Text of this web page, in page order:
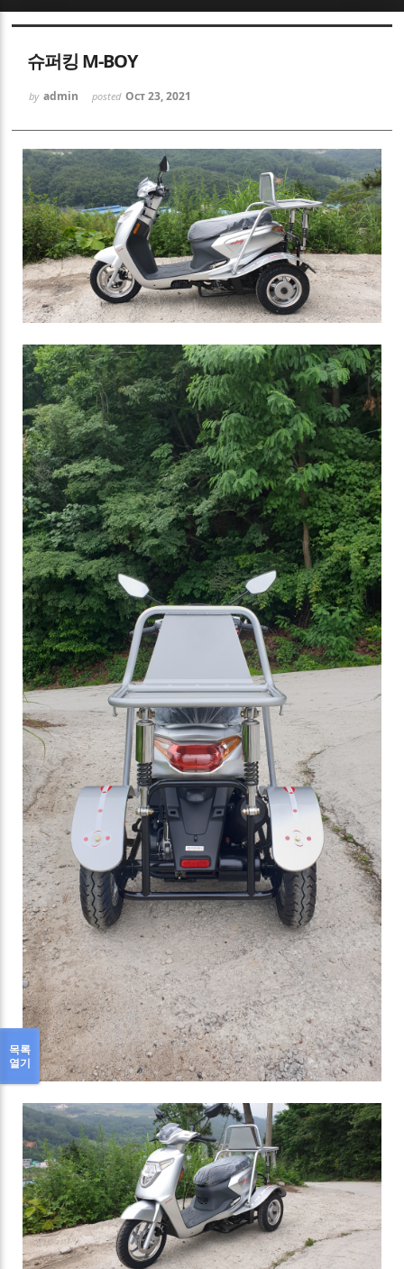
슈퍼킹 M-BOY
by admin posted Oct 23, 2021
목록
열기
Sketchbook5, 스케치북5
Sketchbook5, 스케치북5